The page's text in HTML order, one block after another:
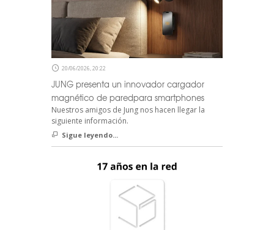
20/06/2026, 20:22
JUNG presenta un innovador cargador
magnético de paredpara smartphones
Nuestros amigos de Jung nos hacen llegar la
siguiente información.
Sigue leyendo...